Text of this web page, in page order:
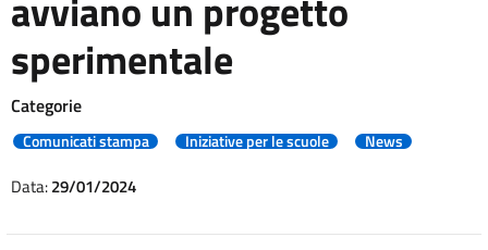
avviano un progetto
sperimentale
Categorie
Comunicati stampa Iniziative per le scuole News
Data:29/01/2024